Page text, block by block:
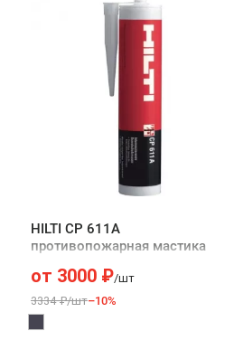
HILTI CP 611A
противопожарная мастика
от 3000 ₽/шт
3334 ₽/шт–10%